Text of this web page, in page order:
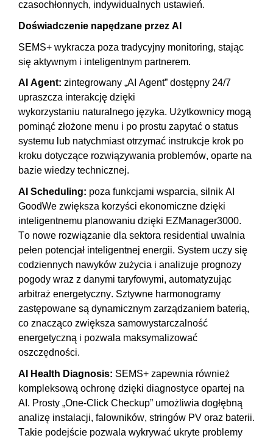
czasochłonnych, indywidualnych ustawień.
Doświadczenie napędzane przez AI
SEMS+ wykracza poza tradycyjny monitoring, stając
się aktywnym i inteligentnym partnerem.
AI Agent: zintegrowany „AI Agent” dostępny 24/7
upraszcza interakcję dzięki
wykorzystaniu naturalnego języka. Użytkownicy mogą
pominąć złożone menu i po prostu zapytać o status
systemu lub natychmiast otrzymać instrukcje krok po
kroku dotyczące rozwiązywania problemów, oparte na
bazie wiedzy technicznej.
AI Scheduling: poza funkcjami wsparcia, silnik AI
GoodWe zwiększa korzyści ekonomiczne dzięki
inteligentnemu planowaniu dzięki EZManager3000.
To nowe rozwiązanie dla sektora residential uwalnia
pełen potencjał inteligentnej energii. System uczy się
codziennych nawyków zużycia i analizuje prognozy
pogody wraz z danymi taryfowymi, automatyzując
arbitraż energetyczny. Sztywne harmonogramy
zastępowane są dynamicznym zarządzaniem baterią,
co znacząco zwiększa samowystarczalność
energetyczną i pozwala maksymalizować
oszczędności.
AI Health Diagnosis: SEMS+ zapewnia również
kompleksową ochronę dzięki diagnostyce opartej na
AI. Prosty „One-Click Checkup” umożliwia dogłębną
analizę instalacji, falowników, stringów PV oraz baterii.
Takie podejście pozwala wykrywać ukryte problemy